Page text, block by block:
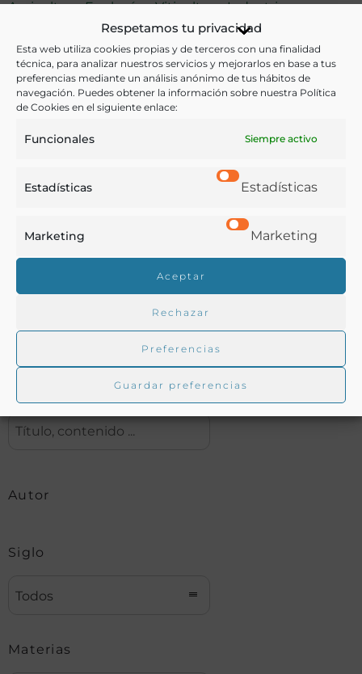
Respetamos tu privacidad
Esta web utiliza cookies propias y de terceros con una finalidad
técnica, para analizar nuestros servicios y mejorarlos en base a tus
preferencias mediante un análisis anónimo de tus hábitos de
navegación. Puedes obtener la información sobre nuestra Política
de Cookies en el siguiente enlace:
Funcionales Siempre activo
Estadísticas Estadísticas
Marketing Marketing
Aceptar
Rechazar
Preferencias
Guardar preferencias
Agricultura,Enología y Viticultura,Industria y
Química
Ver más libros con las palabras clave:
Clarificación de vinos,Enología
Buscar en la biblioteca
Biblioteca digital Duque de Ahumada
Autor
Siglo
Todos
Materias